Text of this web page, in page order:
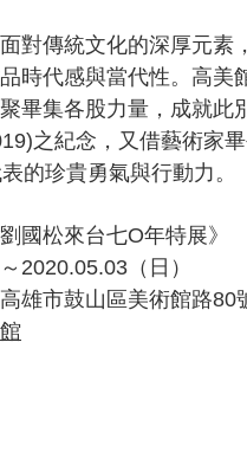
對傳統文化的深厚元素
時代感與當代性。高美
畢集各股力量，成就此
之紀念，又借藝術家
的珍貴勇氣與行動力。
國松來台七O年特展》
2020.05.03（日）
雄市鼓山區美術館路80